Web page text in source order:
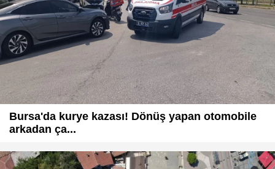
Bursa'da kurye kazası! Dönüş yapan otomobile
arkadan ça...